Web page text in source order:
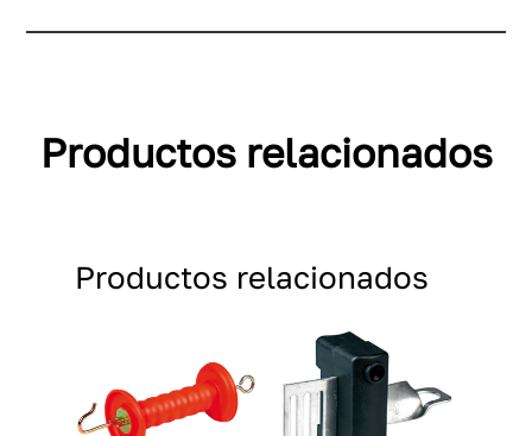
Productos relacionados
Productos relacionados